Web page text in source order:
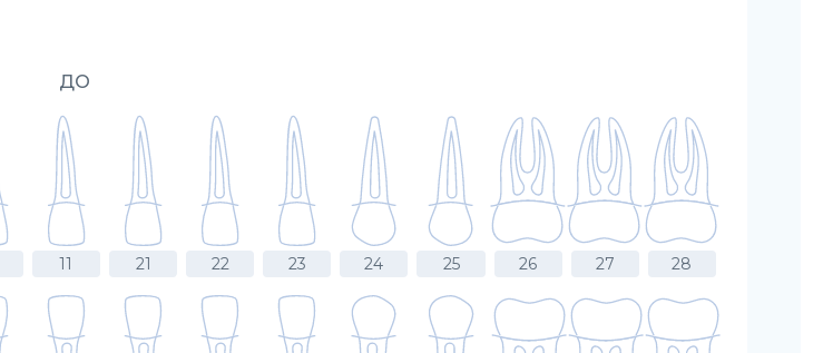
ДО
11 21 22 23 24 25 26 27 28